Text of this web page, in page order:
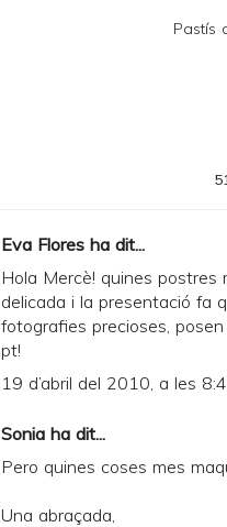
F
Pastís
Eva Flores ha dit...
Hola Mercè! quines
delicada i la presentació fa
fotografies precioses,
pt!
19 d’abril del 2010, a les
Sonia ha dit...
Pero quines coses mes
Una abraçada,